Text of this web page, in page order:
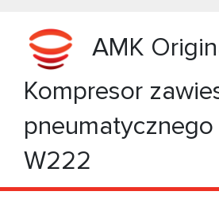
АМК
Kompresor
W222